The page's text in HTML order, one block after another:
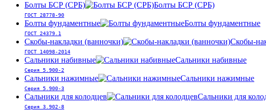
Болты БСР (СРБ) Болты БСР (СРБ)
ГОСТ 28778-90
Болты фундаментные Болты фундаментные
ГОСТ 24379.1
Скобы-накладки (ванночки) Скобы-
ГОСТ 14098-2014
Сальники набивные Сальники набивные
Серия 5.900-2
Сальники нажимные Сальники нажимные
Серия 5.900-3
Сальники для колодцев Сальники для
Серия 3.902-8